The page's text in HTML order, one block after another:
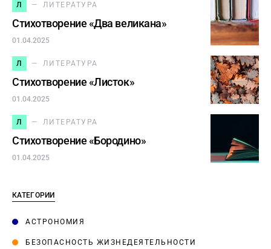
Л ЛИТЕРАТУРА
Стихотворение «Два великана»
01.04.2025
Л ЛИТЕРАТУРА
Стихотворение «Листок»
01.04.2025
Л ЛИТЕРАТУРА
Стихотворение «Бородино»
01.04.2025
КАТЕГОРИИ
АСТРОНОМИЯ
БЕЗОПАСНОСТЬ ЖИЗНЕДЕЯТЕЛЬНОСТИ